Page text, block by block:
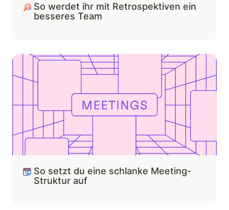
So werdet ihr mit Retrospektiven ein
besseres Team
So setzt du eine schlanke Meeting-Struktur auf
So setzt du eine schlanke Meeting-
Struktur auf